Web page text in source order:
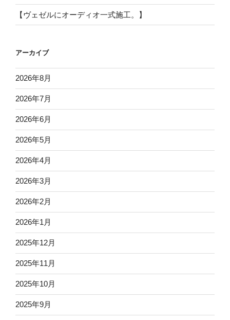
【ヴェゼルにオーディオ一式施工。】
アーカイブ
2026年8月
2026年7月
2026年6月
2026年5月
2026年4月
2026年3月
2026年2月
2026年1月
2025年12月
2025年11月
2025年10月
2025年9月